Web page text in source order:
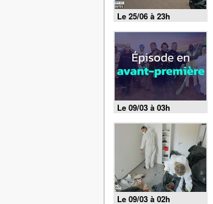
Le 25/06 à 23h
Le 09/03 à 03h
Le 09/03 à 02h